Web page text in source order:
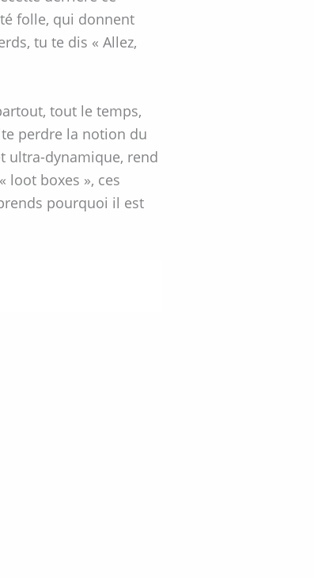
folle, qui donnent
tu te dis « Allez,
tout le temps,
perdre la notion du
ultra-dynamique, rend
loot boxes », ces
pourquoi il est